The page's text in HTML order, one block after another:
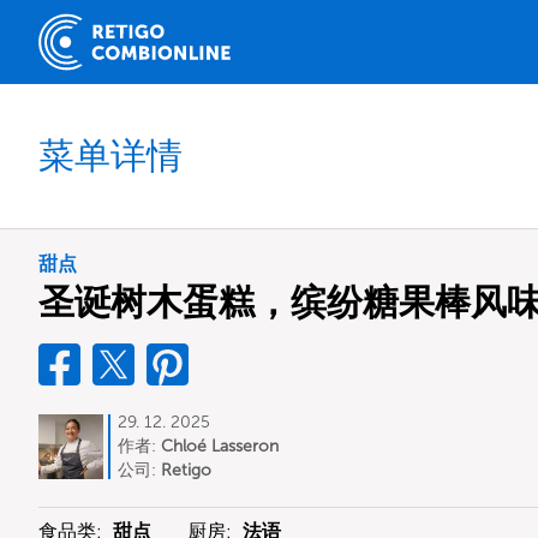
菜单详情
甜点
圣诞树木蛋糕，缤纷糖果棒风
29. 12. 2025
作者: Chloé Lasseron
公司: Retigo
食品类: 甜点 厨房: 法语